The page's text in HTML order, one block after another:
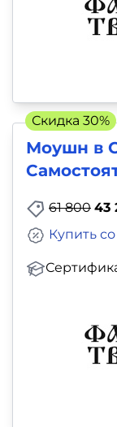
Моушн в
61 800 43
Купить
Скидка 30%